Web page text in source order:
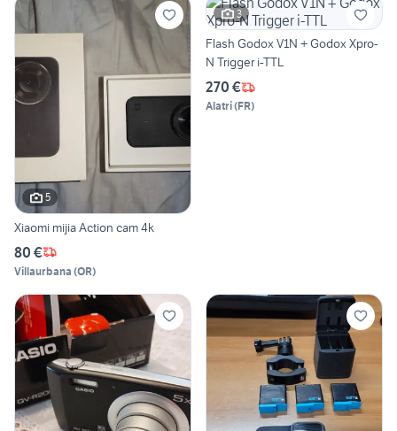
5
Xiaomi mijia Action cam 4k
80 €
Villaurbana (OR)
3
Flash Godox V1N + Godox Xpro-
N Trigger i-TTL
270 €
Alatri(FR)